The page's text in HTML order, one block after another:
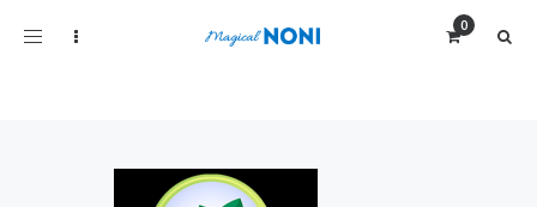
Toggle